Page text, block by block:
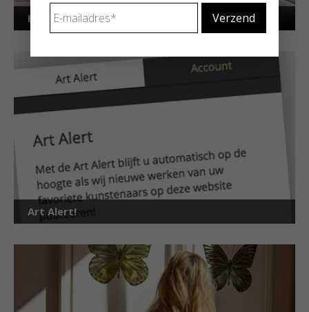
Kunstuitleen voor particulieren
Art Alert!
mailadres *